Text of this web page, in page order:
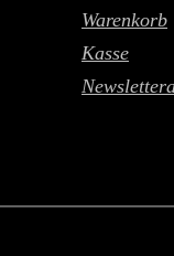
Warenkorb
Kasse